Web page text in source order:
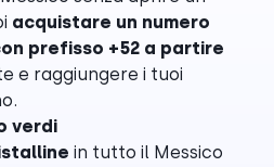
acquistare un numero
prefisso +52 a partire
e raggiungere i tuoi
verdi
in tutto il Messico